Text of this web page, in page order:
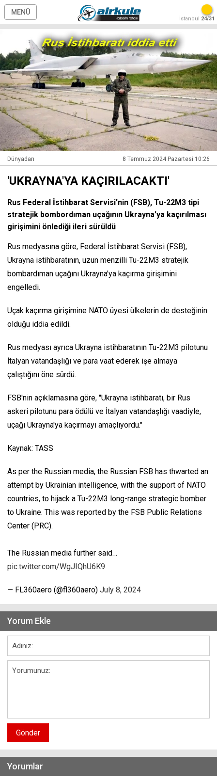
MENÜ
İstanbul 24/31
Dünyadan 8 Temmuz 2024 Pazartesi 10:26
'UKRAYNA'YA KAÇIRILACAKTI'
Rus Federal İstihbarat Servisi'nin (FSB), Tu-22M3 tipi
stratejik bombordıman uçağının Ukrayna'ya kaçırılması
girişimini önlediği ileri sürüldü
Rus medyasına göre, Federal İstihbarat Servisi (FSB),
Ukrayna istihbaratının, uzun menzilli Tu-22M3 stratejik
bombardıman uçağını Ukrayna'ya kaçırma girişimini
engelledi.
Uçak kaçırma girişimine NATO üyesi ülkelerin de desteğinin
olduğu iddia edildi.
Rus medyası ayrıca Ukrayna istihbaratının Tu-22M3 pilotunu
İtalyan vatandaşlığı ve para vaat ederek işe almaya
çalıştığını öne sürdü.
FSB'nin açıklamasına göre, "Ukrayna istihbaratı, bir Rus
askeri pilotunu para ödülü ve İtalyan vatandaşlığı vaadiyle,
uçağı Ukrayna'ya kaçırmayı amaçlıyordu."
Kaynak: TASS
As per the Russian media, the Russian FSB has thwarted an
attempt by Ukrainian intelligence, with the support of NATO
countries, to hijack a Tu-22M3 long-range strategic bomber
to Ukraine. This was reported by the FSB Public Relations
Center (PRC).
The Russian media further said…
pic.twitter.com/WgJIQhU6K9
— FL360aero (@fl360aero) July 8, 2024
Yorum Ekle
Gönder
Yorumlar